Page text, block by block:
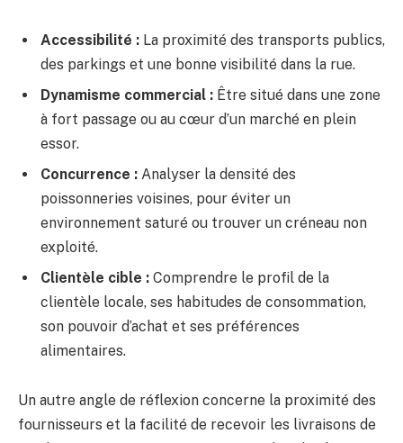
Accessibilité : La proximité des transports publics,
des parkings et une bonne visibilité dans la rue.
Dynamisme commercial : Être situé dans une zone
à fort passage ou au cœur d’un marché en plein
essor.
Concurrence : Analyser la densité des
poissonneries voisines, pour éviter un
environnement saturé ou trouver un créneau non
exploité.
Clientèle cible : Comprendre le profil de la
clientèle locale, ses habitudes de consommation,
son pouvoir d’achat et ses préférences
alimentaires.
Un autre angle de réflexion concerne la proximité des
fournisseurs et la facilité de recevoir les livraisons de